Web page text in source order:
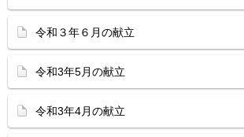
令和３年６月の献立
令和3年5月の献立
令和3年4月の献立